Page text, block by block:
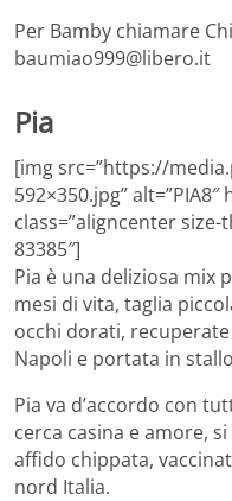
Per Bamby chiamare
baumiao999@libero.it
Pia
[img src=”https://
592×350.jpg” alt=”PIA8″
class=”aligncenter
83385″]
Pia è una deliziosa mix
mesi di vita, taglia
occhi dorati,
Napoli e portata in
Pia va d’accordo con
cerca casina e amore,
affido chippata,
nord Italia.